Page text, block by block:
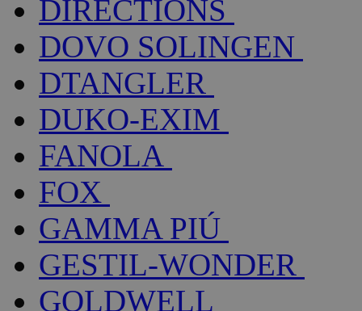
DIRECTIONS
DOVO SOLINGEN
DTANGLER
DUKO-EXIM
FANOLA
FOX
GAMMA PIÚ
GESTIL-WONDER
GOLDWELL